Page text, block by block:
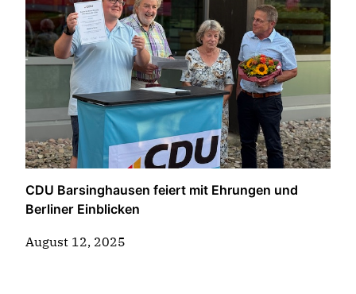
CDU Barsinghausen feiert mit Ehrungen und
Berliner Einblicken
August 12, 2025